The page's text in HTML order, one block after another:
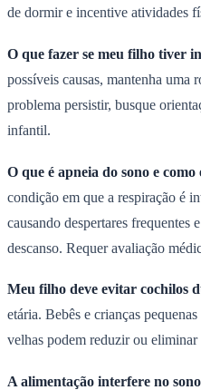
de dormir e incentive atividades
O que fazer se meu filho tiver
possíveis causas, mantenha uma
problema persistir, busque
infantil.
O que é apneia do sono e como
condição em que a respiração é
causando despertares frequentes
descanso. Requer avaliação
Meu filho deve evitar cochilos
etária. Bebês e crianças
velhas podem reduzir ou eliminar
A alimentação interfere no